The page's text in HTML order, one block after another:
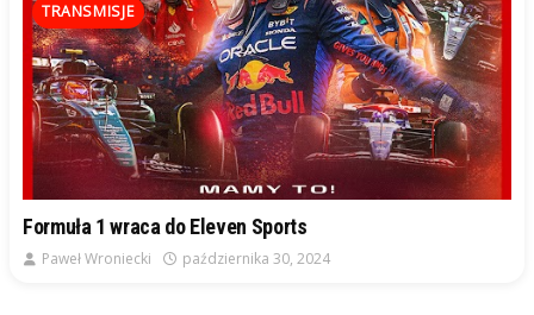
TRANSMISJE
Formuła 1 wraca do Eleven Sports
Paweł Wroniecki października 30, 2024